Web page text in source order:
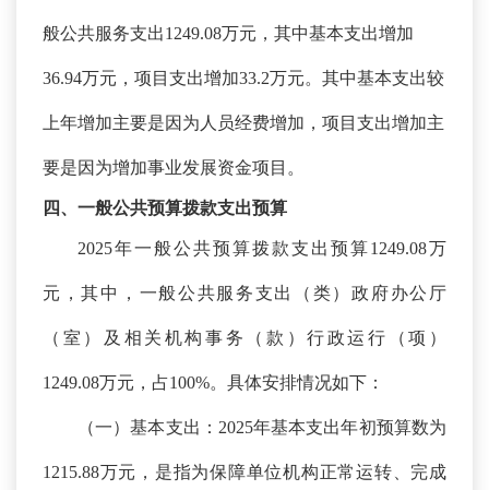
般公共服务支出1249.08万元，其中基本支出增加
36.94万元，项目支出增加33.2万元。其中基本支出较
上年增加主要是因为人员经费增加，项目支出增加主
要是因为增加事业发展资金项目。
四、一般公共预算拨款支出预算
2025年一般公共预算拨款支出预算1249.08万
元，其中，一般公共服务支出（类）政府办公厅
（室）及相关机构事务（款）行政运行（项）
1249.08万元，占100%。具体安排情况如下：
（一）基本支出： 2025年基本支出年初预算数为
1215.88万元，是指为保障单位机构正常运转、完成